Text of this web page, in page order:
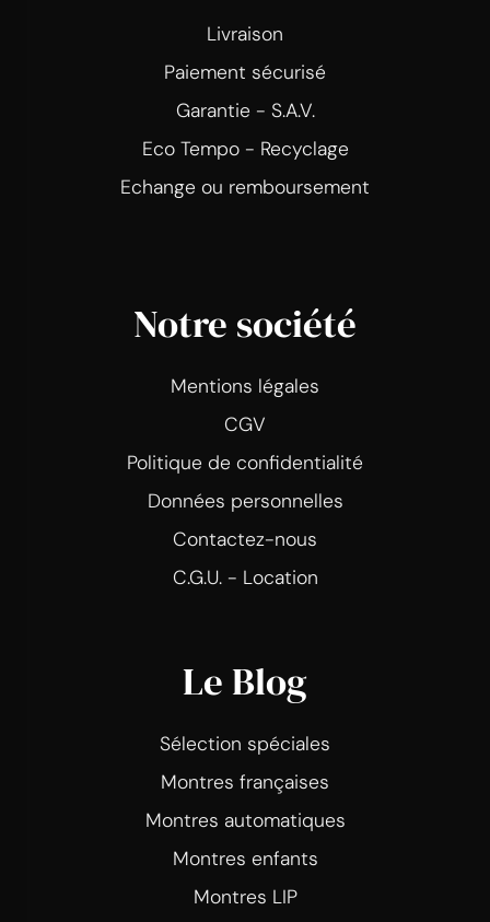
Livraison
Paiement sécurisé
Garantie - S.A.V.
Eco Tempo - Recyclage
Echange ou remboursement
Notre société
Mentions légales
CGV
Politique de confidentialité
Données personnelles
Contactez-nous
C.G.U. - Location
Le Blog
Sélection spéciales
Montres françaises
Montres automatiques
Montres enfants
Montres LIP